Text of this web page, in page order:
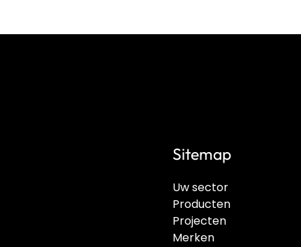
Uw sector
Producten
Projecten
Merken
Sitemap